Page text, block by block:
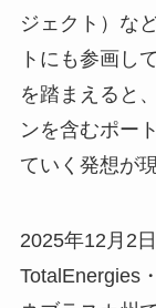
ジェクト）な
トにも参画し
を踏まえると
ンを含むポー
ていく発想が
2025年12月2
TotalEnergies